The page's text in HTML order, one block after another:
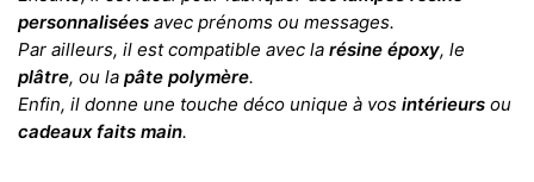
personnalisées avec prénoms ou messages.
Par ailleurs, il est compatible avec la résine époxy, le
plâtre, ou la pâte polymère.
Enfin, il donne une touche déco unique à vos intérieurs ou
cadeaux faits main.